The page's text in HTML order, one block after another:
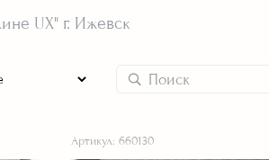
UX" г. Ижевск
Артикул: 660130